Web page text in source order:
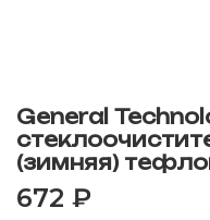
General
(зимняя)
672 ₽